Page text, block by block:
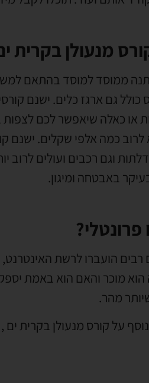
מנעולן בקרית
ממוסד למוסד בהתאם
גם ארגז כלים. ישנם
או כאלה שיאפשר לכם לצפות
לרוב כמה אלפי שקלים. ישנם
וגם רכבים ועולים לרוב
באבטחה ומיגון.
פרונטלי?
רבים הועברו לרשת האינטרנט,
מוכר והאם הוא באמת
מהר.
על קורס מנעולן בקרית ים